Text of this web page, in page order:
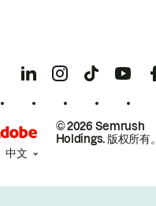
© 2026 Semrush
Holdings. 版权所有。
中文